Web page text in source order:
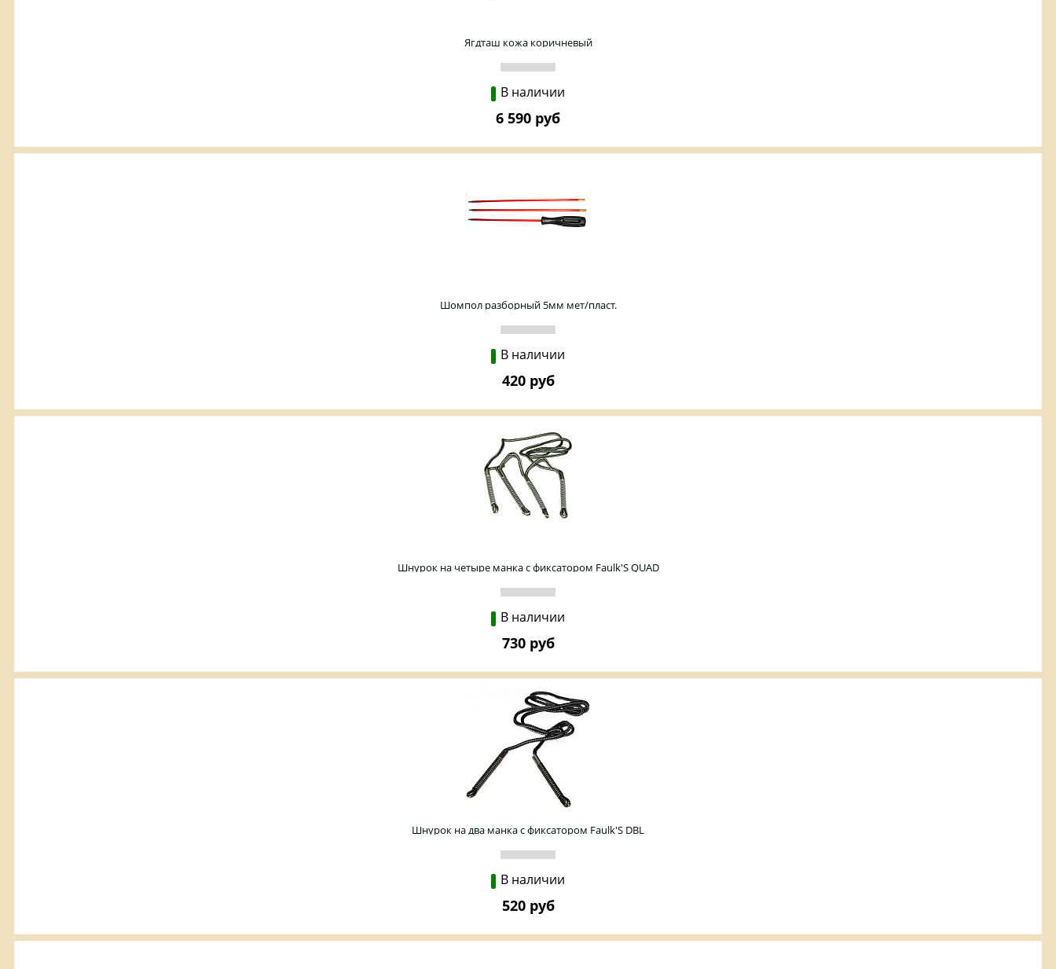
Ягдташ кожа коричневый
В наличии
6 590 руб
Шомпол разборный 5мм мет/пласт.
В наличии
420 руб
Шнурок на четыре манка с фиксатором Faulk'S QUAD
В наличии
730 руб
Шнурок на два манка с фиксатором Faulk'S DBL
В наличии
520 руб